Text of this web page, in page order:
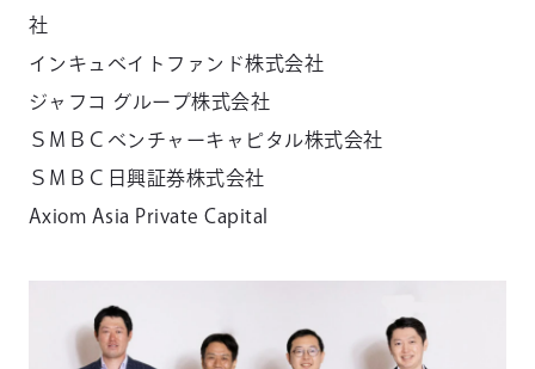
社
インキュベイトファンド株式会社
ジャフコ グループ株式会社
ＳＭＢＣベンチャーキャピタル株式会社
ＳＭＢＣ日興証券株式会社
Axiom Asia Private Capital